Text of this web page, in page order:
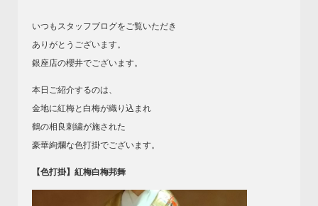
いつもスタッフブログをご覧いただき
ありがとうございます。
銀座店の櫻井でございます。
本日ご紹介するのは、
金地に紅梅と白梅が織り込まれ
鶴の相良刺繍が施された
豪華絢爛な色打掛でございます。
【色打掛】紅梅白梅邦舞